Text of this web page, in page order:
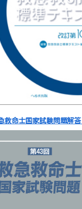
救命士国家試験問題解